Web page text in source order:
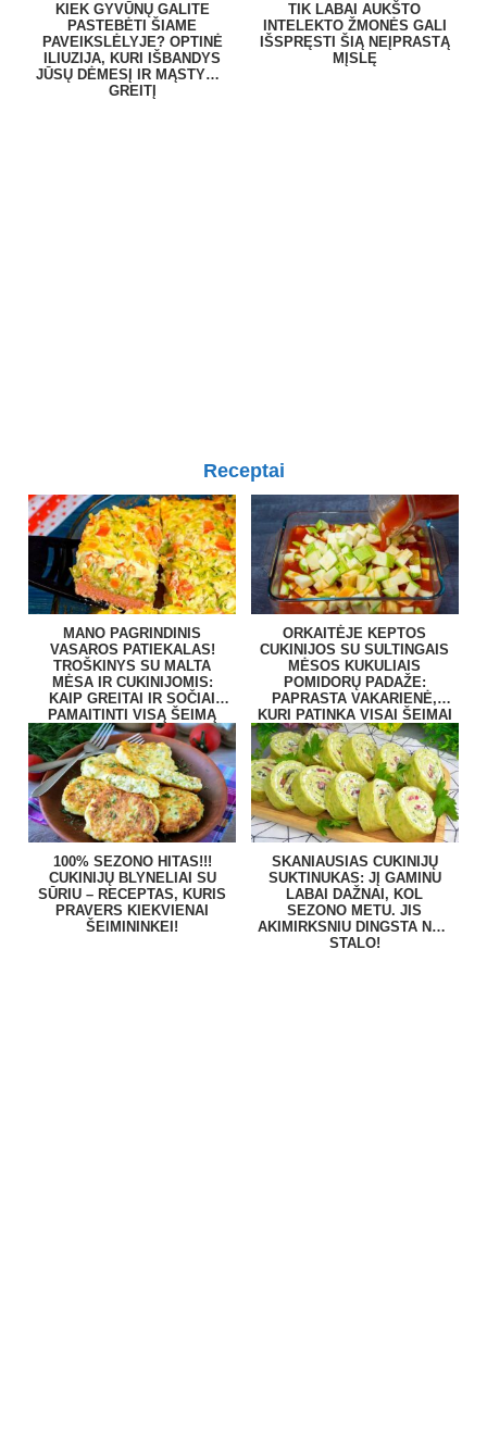
KIEK GYVŪNŲ GALITE
PASTEBĖTI ŠIAME
PAVEIKSLĖLYJE? OPTINĖ
ILIUZIJA, KURI IŠBANDYS
JŪSŲ DĖMESĮ IR MĄSTYMO
GREITĮ
TIK LABAI AUKŠTO
INTELEKTO ŽMONĖS GALI
IŠSPRĘSTI ŠIĄ NEĮPRASTĄ
MĮSLĘ
Receptai
MANO PAGRINDINIS
VASAROS PATIEKALAS!
TROŠKINYS SU MALTA
MĖSA IR CUKINIJOMIS:
KAIP GREITAI IR SOČIAI
PAMAITINTI VISĄ ŠEIMĄ
ORKAITĖJE KEPTOS
CUKINIJOS SU SULTINGAIS
MĖSOS KUKULIAIS
POMIDORŲ PADAŽE:
PAPRASTA VAKARIENĖ,
KURI PATINKA VISAI ŠEIMAI
100% SEZONO HITAS!!!
CUKINIJŲ BLYNELIAI SU
SŪRIU – RECEPTAS, KURIS
PRAVERS KIEKVIENAI
ŠEIMININKEI!
SKANIAUSIAS CUKINIJŲ
SUKTINUKAS: JĮ GAMINU
LABAI DAŽNAI, KOL
SEZONO METU. JIS
AKIMIRKSNIU DINGSTA NUO
STALO!